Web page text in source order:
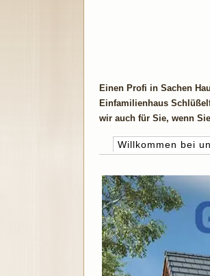
Einen Profi in Sachen
Einfamilienhaus
wir auch für Sie, wenn
Willkommen bei